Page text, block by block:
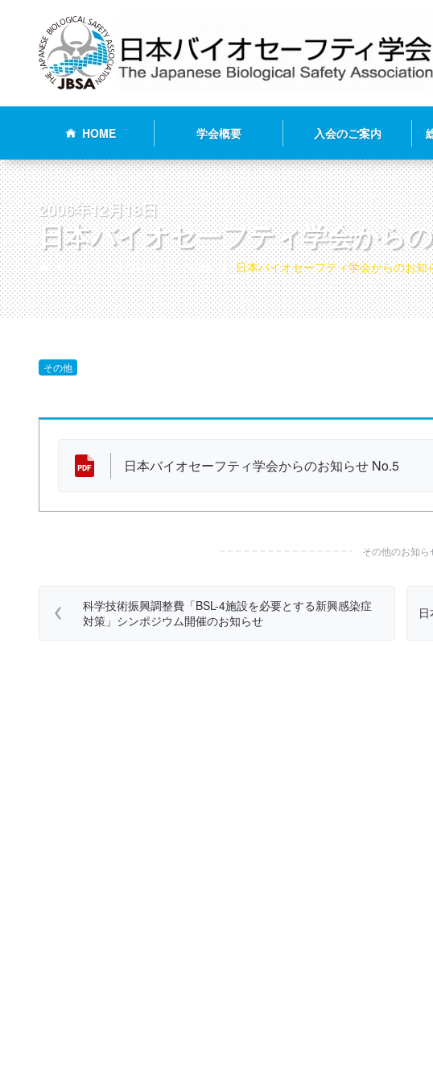
HOME 学会概要 入会のご案内
2006年12月18日
日本バイオセーフティ学会から
ホーム お知らせ その他 日本バイオセーフティ学会からのお知
その他
日本バイオセーフティ学会からのお知らせ No.5
その他のお知ら
科学技術振興調整費「BSL-4施設を必要とする新興感染症
対策」シンポジウム開催のお知らせ